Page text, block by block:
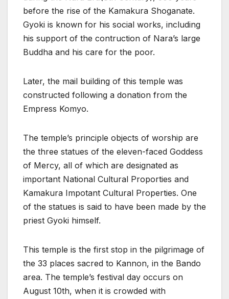
before the rise of the Kamakura Shoganate.
Gyoki is known for his social works, including
his support of the contruction of Nara’s large
Buddha and his care for the poor.
Later, the mail building of this temple was
constructed following a donation from the
Empress Komyo.
The temple’s principle objects of worship are
the three statues of the eleven-faced Goddess
of Mercy, all of which are designated as
important National Cultural Proporties and
Kamakura Impotant Cultural Properties. One
of the statues is said to have been made by the
priest Gyoki himself.
This temple is the first stop in the pilgrimage of
the 33 places sacred to Kannon, in the Bando
area. The temple’s festival day occurs on
August 10th, when it is crowded with